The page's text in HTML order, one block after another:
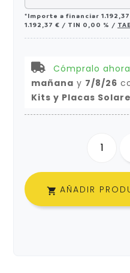
*Importe a financiar
1.192,37 € / TIN 0,00 % / TAE
Cómpralo ahora
mañana y 7/8/26
Kits y Placas
 AÑADIR